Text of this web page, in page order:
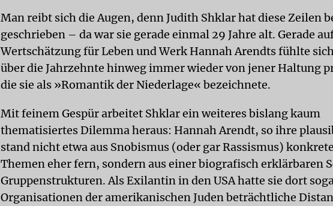
Man reibt sich die Augen, denn Judith Shklar hat diese Zeilen
geschrieben – da war sie gerade einmal 29 Jahre alt. Gerade
Wertschätzung für Leben und Werk Hannah Arendts fühlte
über die Jahrzehnte hinweg immer wieder von jener Haltung
die sie als »Romantik der Niederlage« bezeichnete.
Mit feinem Gespür arbeitet Shklar ein weiteres bislang kaum
thematisiertes Dilemma heraus: Hannah Arendt, so ihre
stand nicht etwa aus Snobismus (oder gar Rassismus)
Themen eher fern, sondern aus einer biografisch erklärbaren
Gruppenstrukturen. Als Exilantin in den USA hatte sie dort
Organisationen der amerikanischen Juden beträchtliche